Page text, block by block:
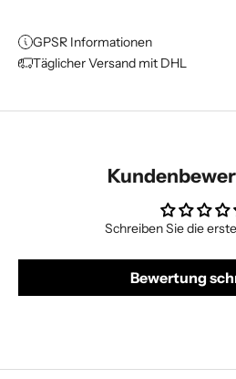
GPSR Informationen
Täglicher Versand mit DHL
Schreiben Sie die
Bewertung